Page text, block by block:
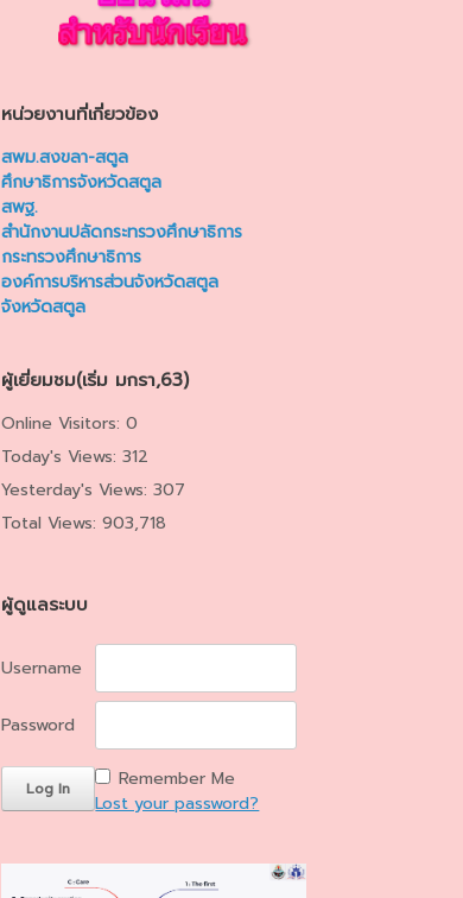
หน่วยงานที่เกี่ยวข้อง
สพม.สงขลา-สตูล
ศึกษาธิการจังหวัดสตูล
สพฐ.
สำนักงานปลัดกระทรวงศึกษาธิการ
กระทรวงศึกษาธิการ
องค์การบริหารส่วนจังหวัดสตูล
จังหวัดสตูล
ผู้เยี่ยมชม(เริ่ม มกรา,63)
Online Visitors:0
Today's Views:312
Yesterday's Views:307
Total Views:903,718
ผู้ดูแลระบบ
Username
Password
Remember Me
Lost your password?